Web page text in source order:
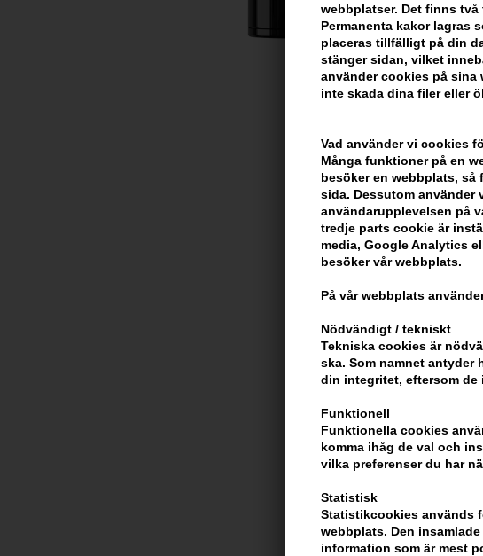
webbplatser. Det finns
Permanenta kakor lagras
placeras tillfälligt på din
stänger sidan, vilket
använder cookies på
inte skada dina filer eller
Vad använder vi cookies
Många funktioner på en
besöker en webbplats,
sida. Dessutom
användarupplevelsen på
tredje parts cookie är
media, Google Analytics
besöker vår webbplats.
På vår webbplats
Nödvändigt / tekniskt
Tekniska cookies är
ska. Som namnet antyder
din integritet, eftersom de
Funktionell
Funktionella cookies
komma ihåg de val och
vilka preferenser du har
Statistisk
Statistikcookies används
webbplats. Den
information som är mest